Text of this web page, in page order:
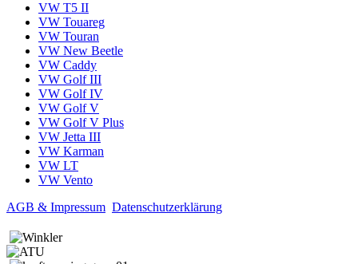
VW T5 II
VW Touareg
VW Touran
VW New Beetle
VW Caddy
VW Golf III
VW Golf IV
VW Golf V
VW Golf V Plus
VW Jetta III
VW Karman
VW LT
VW Vento
AGB & Impressum Datenschutzerklärung